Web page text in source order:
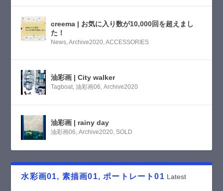
creema | お気に入り数が10,000回を超えまし
た！
News ,Archive2020 ,ACCESSORIES
油彩画 | City walker
Tagboat ,油彩画06 ,Archive2020
油彩画 | rainy day
油彩画06 ,Archive2020 ,SOLD
水彩画01, 素描画01, ポートレート01 Latest